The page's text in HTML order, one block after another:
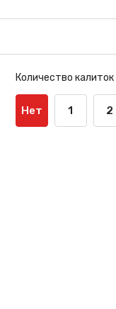
Количество калиток
Нет 1 2